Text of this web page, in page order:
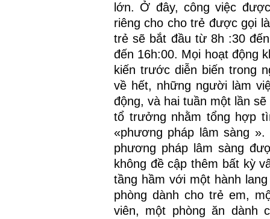
lớn. Ở đây, công việc
riêng cho cho trẻ được gọi
trẻ sẽ bắt đầu từ 8h :30 đến
đến 16h:00. Mọi hoạt động
kiến trước diễn biến trong
về hết, những người làm
động, và hai tuần một lần
tổ trưởng nhằm tổng hợp
«phương pháp lâm sàng
phương pháp lâm sàng
không đề cập thêm bất kỳ
tầng hầm với một hành
phòng dành cho trẻ em,
viên, một phòng ăn dành